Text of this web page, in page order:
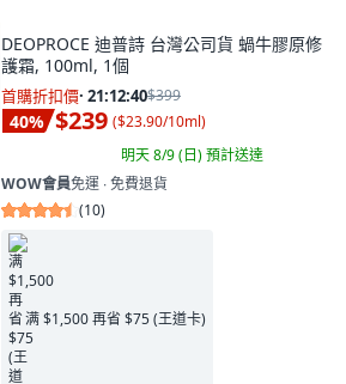
DEOPROCE 迪普詩 台灣公司貨 蝸牛膠原修
護霜, 100ml, 1個
首購折扣價· 21:12:39$399
40% $239 ($23.90/10ml)
明天 8/9 (日)預計送達
WOW會員免運 ∙ 免費退貨
(10)
满 $1,500 再省 $75 (王道卡)